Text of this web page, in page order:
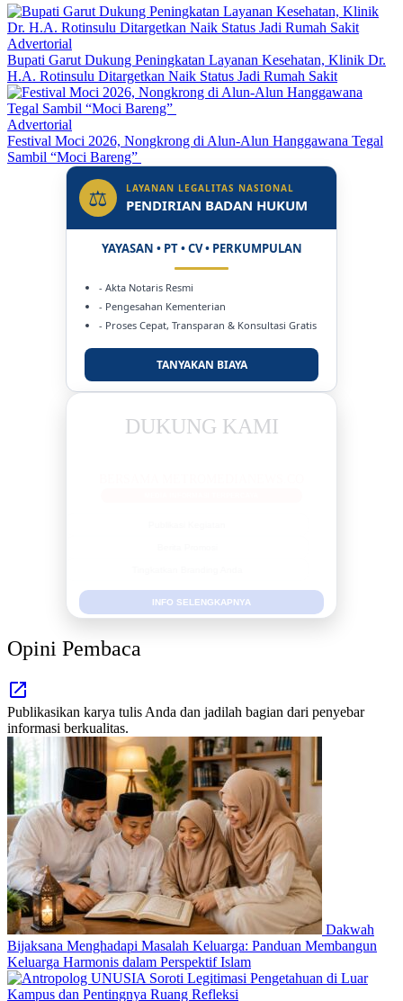
Advertorial
Bupati Garut Dukung Peningkatan Layanan Kesehatan, Klinik Dr.
H.A. Rotinsulu Ditargetkan Naik Status Jadi Rumah Sakit
Advertorial
Festival Moci 2026, Nongkrong di Alun-Alun Hanggawana Tegal
Sambil “Moci Bareng”
⚖ LAYANAN LEGALITAS NASIONAL
PENDIRIAN BADAN HUKUM
YAYASAN • PT • CV • PERKUMPULAN
- Akta Notaris Resmi
- Pengesahan Kementerian
- Proses Cepat, Transparan & Konsultasi Gratis
TANYAKAN BIAYA
DUKUNG KAMI
INFO SELENGKAPNYA
Opini Pembaca
Publikasikan karya tulis Anda dan jadilah bagian dari penyebar
informasi berkualitas.
Dakwah
Bijaksana Menghadapi Masalah Keluarga: Panduan Membangun
Keluarga Harmonis dalam Perspektif Islam